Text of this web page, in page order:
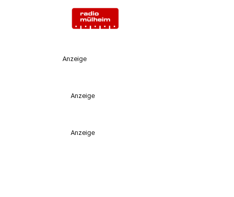
Anzeige
Anzeige
Anzeige